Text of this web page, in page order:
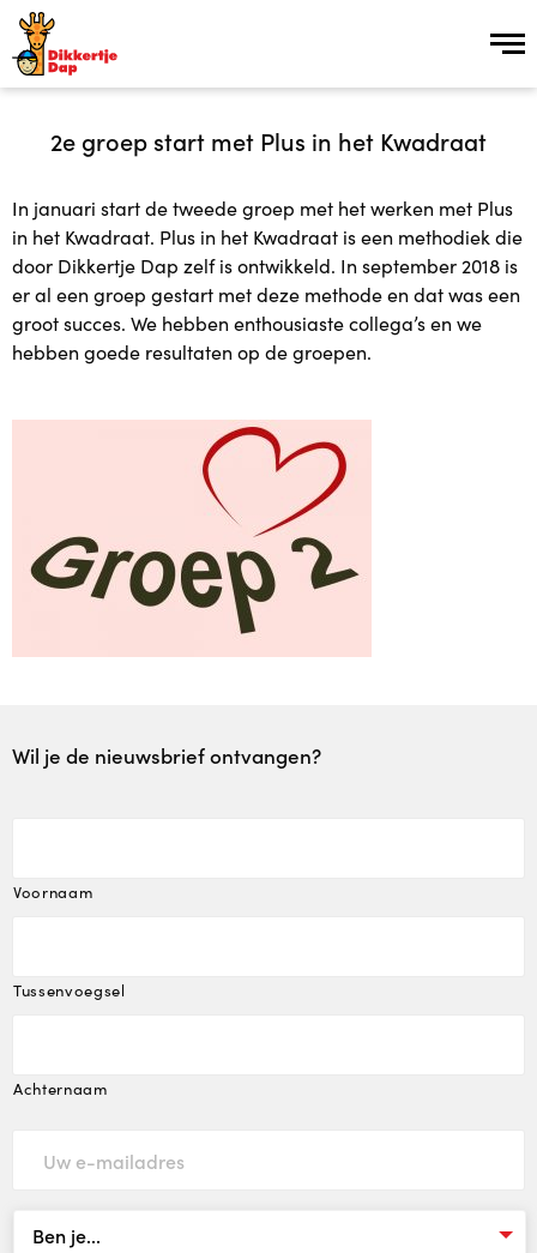
Inschrijven
Over ons
Over ons
Vroeg Erbij groep
Plusopvang
Plus in het kwadraat
Kosten
Locaties
2e groep start met Plus in het Kwadraat
In januari start de tweede groep met het werken met Plus
in het Kwadraat. Plus in het Kwadraat is een methodiek die
door Dikkertje Dap zelf is ontwikkeld. In september 2018 is
er al een groep gestart met deze methode en dat was een
groot succes. We hebben enthousiaste collega’s en we
hebben goede resultaten op de groepen.
Wil je de nieuwsbrief ontvangen?
Voornaam
Tussenvoegsel
Achternaam